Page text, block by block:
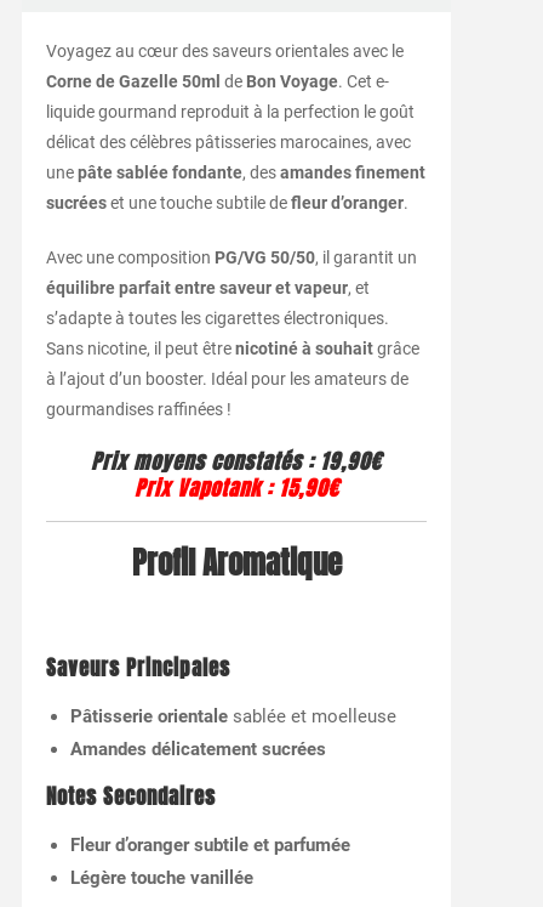
Voyagez au cœur des saveurs orientales avec le
Corne de Gazelle 50ml de Bon Voyage. Cet e-
liquide gourmand reproduit à la perfection le goût
délicat des célèbres pâtisseries marocaines, avec
unepâte sablée fondante, desamandes finement
sucréeset une touche subtile defleur d’oranger.
Avec une composition PG/VG 50/50, il garantit un
équilibre parfait entre saveur et vapeur, et
s’adapte à toutes les cigarettes électroniques.
Sans nicotine, il peut êtrenicotiné à souhaitgrâce
à l’ajout d’un booster. Idéal pour les amateurs de
gourmandises raffinées !
Prix moyens constatés: 19,90€
Prix Vapotank: 15,90€
Profil Aromatique
Saveurs Principales
Pâtisserie orientalesablée et moelleuse
Amandes délicatement sucrées
Notes Secondaires
Fleur d’oranger subtile et parfumée
Légère touche vanillée